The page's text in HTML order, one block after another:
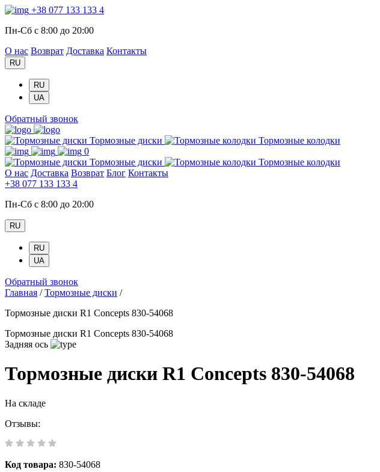
+38 077 133 133 4
Пн-Сб с 8:00 до 20:00
О нас Возврат Доставка Контакты
RU
RU
UA
Обратный звонок
Тормозные диски
Тормозные колодки
0
Тормозные диски
Тормозные колодки
О нас Доставка Возврат Блог Контакты
+38 077 133 133 4
Пн-Сб с 8:00 до 20:00
RU
RU
UA
Обратный звонок
Главная / Тормозные диски /
Тормозные диски R1 Concepts 830-54068
Тормозные диски R1 Concepts 830-54068
Задняя ось
Тормозные диски R1 Concepts 830-54068
На складе
Отзывы:
Код товара: 830-54068